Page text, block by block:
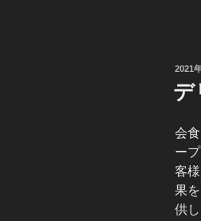
投
日:
2021
デ
会
ー
客
果
供